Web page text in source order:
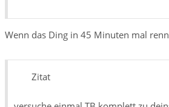
Wenn das Ding in 45 Minuten mal
Zitat